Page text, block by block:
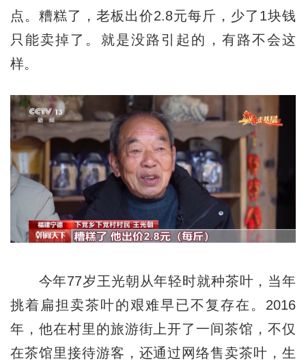
点。糟糕了，老板出价2.8元每斤，少了1块钱
只能卖掉了。就是没路引起的，有路不会这
样。
今年77岁王光朝从年轻时就种茶叶，当年
挑着扁担卖茶叶的艰难早已不复存在。2016
年，他在村里的旅游街上开了一间茶馆，不仅
在茶馆里接待游客，还通过网络售卖茶叶，生